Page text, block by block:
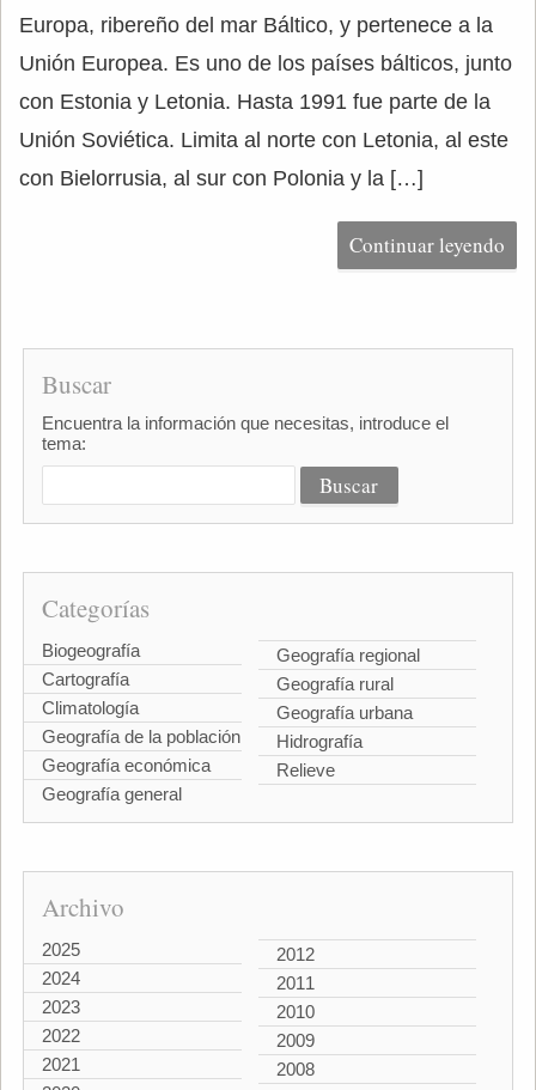
Europa, ribereño del mar Báltico, y pertenece a la
Unión Europea. Es uno de los países bálticos, junto
con Estonia y Letonia. Hasta 1991 fue parte de la
Unión Soviética. Limita al norte con Letonia, al este
con Bielorrusia, al sur con Polonia y la […]
Continuar leyendo
Buscar
Encuentra la información que necesitas, introduce el
tema:
Categorías
Biogeografía
Cartografía
Climatología
Geografía de la población
Geografía económica
Geografía general
Geografía regional
Geografía rural
Geografía urbana
Hidrografía
Relieve
Archivo
2025
2024
2023
2022
2021
2012
2011
2010
2009
2008